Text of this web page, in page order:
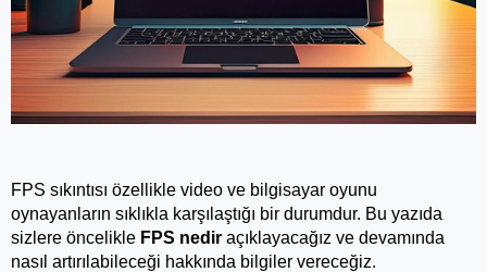
FPS sıkıntısı özellikle video ve bilgisayar oyunu
oynayanların sıklıkla karşılaştığı bir durumdur. Bu yazıda
sizlere öncelikle FPS nedir açıklayacağız ve devamında
nasıl artırılabileceği hakkında bilgiler vereceğiz.